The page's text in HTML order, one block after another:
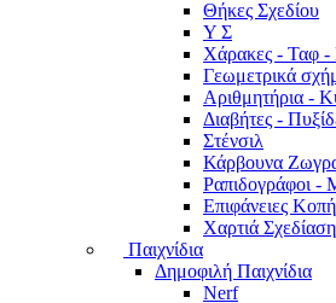
Θήκες Σχεδίου
Υ Σ
Χάρακες - Ταφ -
Γεωμετρικά
Αριθμητήρια -
Διαβήτες -
Στένσιλ
Κάρβουνα
Ραπιδογράφοι -
Επιφάνειες
Χαρτιά
Παιχνίδια
Δημοφιλή Παιχνίδια
Nerf